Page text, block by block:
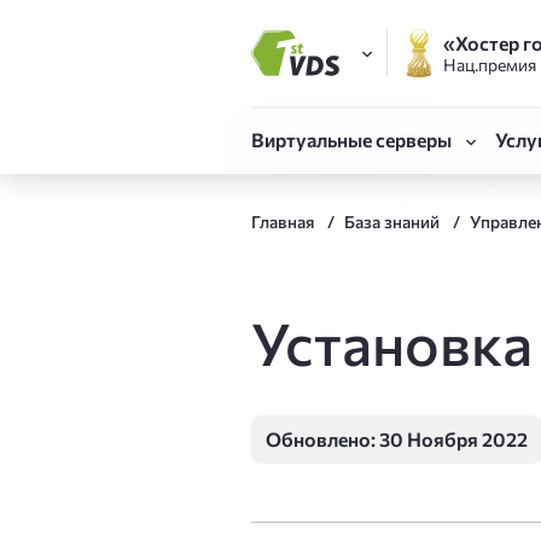
FirstVDS (вы здесь)
CLO
«Хостер
Виртуальные серверы
Быстрый запуск сервера
Собственная
Главная База знаний
Обновлено: 30 Ноября 2022